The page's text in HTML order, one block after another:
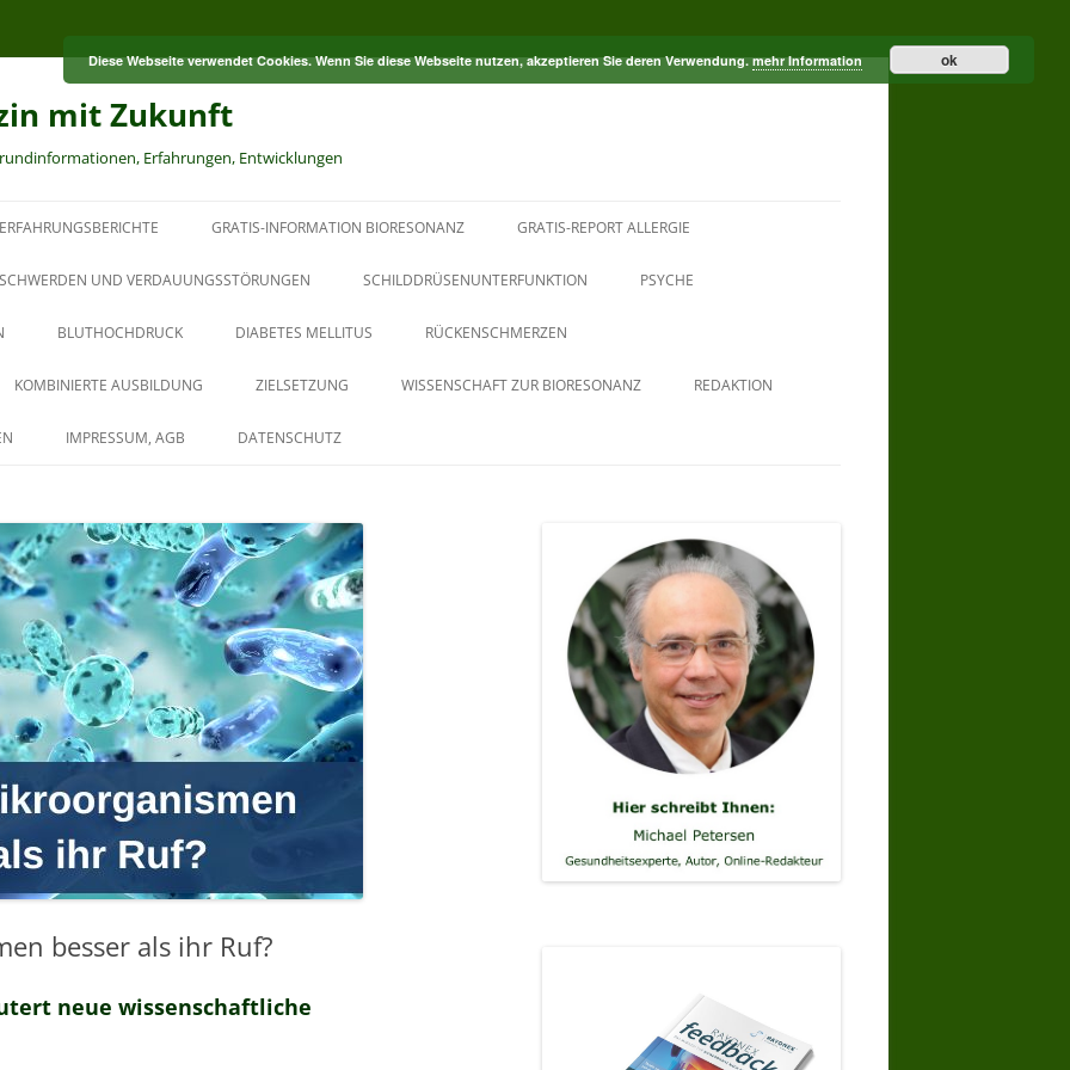
mit Zukunft
Erfahrungen, Entwicklungen
ERFAHRUNGSBERICHTE GRATIS-INFORMATION BIORESONANZ GRATIS-REPORT ALLERGIE
UND VERDAUUNGSSTÖRUNGEN SCHILDDRÜSENUNTERFUNKTION PSYCHE
BLUTHOCHDRUCK DIABETES MELLITUS RÜCKENSCHMERZEN
KOMBINIERTE AUSBILDUNG
AUS DER PAUL-SCHMIDT-
MESSTECHNIKER
FORTBILDUNG
ZIELSETZUNG WISSENSCHAFT ZUR BIORESONANZ REDAKTION
IMPRESSUM, AGB DATENSCHUTZ
besser als ihr Ruf?
neue wissenschaftliche
Diese Webseite verwendet Cookies. Wenn Sie diese Webseite nutzen, akzeptieren Sie deren Verwendung.mehr Information ok